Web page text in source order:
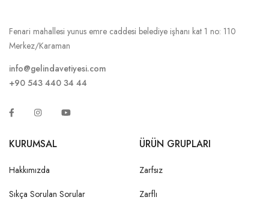
Fenari mahallesi yunus emre caddesi belediye işhanı kat 1 no: 110
Merkez/Karaman
info@gelindavetiyesi.com
+90 543 440 34 44
KURUMSAL
Hakkımızda
Sıkça Sorulan Sorular
ÜRÜN GRUPLARI
Zarfsız
Zarflı